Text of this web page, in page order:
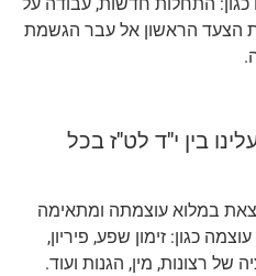
הצעד הראשון אל עבר הגשמת
בין י"ד לט"ז בכל
במלוא עוצמתה ומתאימה
כגון: זימון שפע, פיריון,
של רצונות, מין, הגנות ועוד.